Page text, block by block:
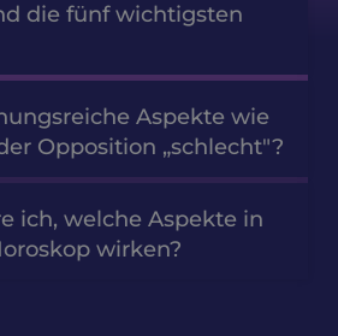
die fünf wichtigsten
Aspekte wie
Opposition „schlecht"?
ich, welche Aspekte in
wirken?